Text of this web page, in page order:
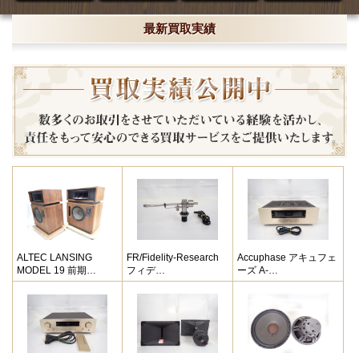
最新買取実績
ALTEC LANSING
MODEL 19 前期…
FR/Fidelity-Research
フィデ…
Accuphase アキュフェ
ーズ A-…